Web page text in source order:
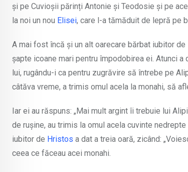
și pe Cuvioșii părinți Antonie și Teodosie și pe
la noi un nou Elisei, care l-a tămăduit de lepră pe
A mai fost încă și un alt oarecare bărbat iubitor de
șapte icoane mari pentru împodobirea ei. Atunci
lui, rugându-i ca pentru zugrăvire să întrebe pe
câtăva vreme, a trimis omul acela la monahi, să
Iar ei au răspuns: „Mai mult argint îi trebuie lui
de rușine, au trimis la omul acela cuvinte
iubitor de Hristos a dat a treia oară, zicând:
ceea ce făceau acei monahi.